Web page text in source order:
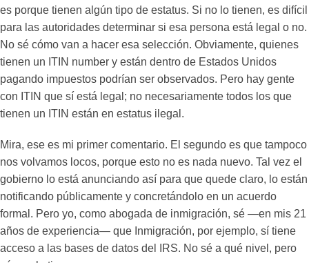
es porque tienen algún tipo de estatus. Si no lo tienen, es difícil
para las autoridades determinar si esa persona está legal o no.
No sé cómo van a hacer esa selección. Obviamente, quienes
tienen un ITIN number y están dentro de Estados Unidos
pagando impuestos podrían ser observados. Pero hay gente
con ITIN que sí está legal; no necesariamente todos los que
tienen un ITIN están en estatus ilegal.
Mira, ese es mi primer comentario. El segundo es que tampoco
nos volvamos locos, porque esto no es nada nuevo. Tal vez el
gobierno lo está anunciando así para que quede claro, lo están
notificando públicamente y concretándolo en un acuerdo
formal. Pero yo, como abogada de inmigración, sé —en mis 21
años de experiencia— que Inmigración, por ejemplo, sí tiene
acceso a las bases de datos del IRS. No sé a qué nivel, pero